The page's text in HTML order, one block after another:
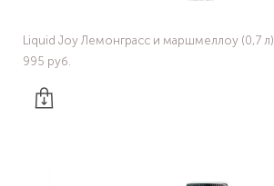
Liquid Joy Лемонграсс и маршмеллоу (0,7 л)
995 pуб.